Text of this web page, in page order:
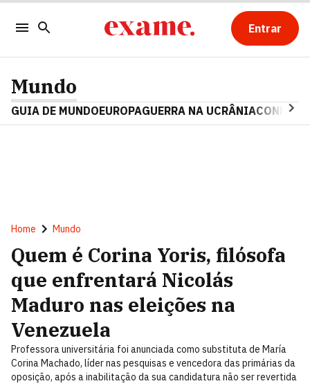
Entrar
Mundo
GUIA DE MUNDOEUROPAGUERRA NA UCRÂNIA
Home Mundo
Quem é Corina Yoris, filósofa
que enfrentará Nicolás
Maduro nas eleições na
Venezuela
Professora universitária foi anunciada como substituta de María
Corina Machado, líder nas pesquisas e vencedora das primárias da
oposição, após a inabilitação da sua candidatura não ser revertida